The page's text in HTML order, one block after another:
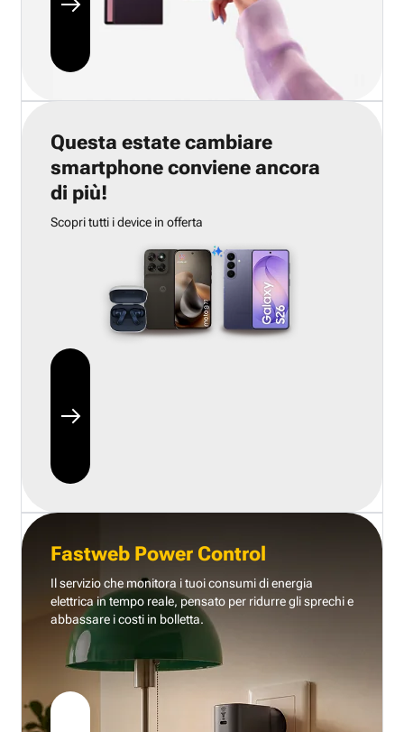
Questa estate cambiare
smartphone conviene ancora
di più!
Scopri tutti i device in offerta
Fastweb Power Control
Il servizio che monitora i tuoi consumi di energia
elettrica in tempo reale, pensato per ridurre gli sprechi e
abbassare i costi in bolletta.